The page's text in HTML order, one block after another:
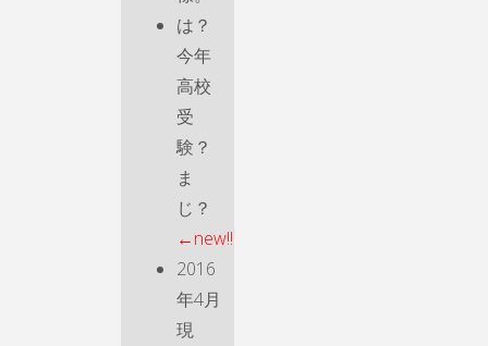
は？
今年
高校
受
験？
ま
じ？
←new!!
2016
年4月
現